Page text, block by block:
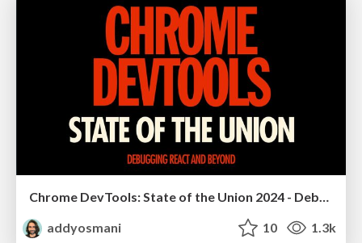
Chrome DevTools: State of the Union 2024 - Debugging React & Beyond
addyosmani
10 1.3k